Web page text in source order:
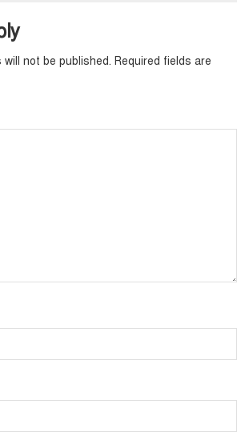
not be published. Required fields are